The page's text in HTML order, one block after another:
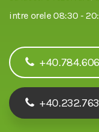
intre orele 08:30 -